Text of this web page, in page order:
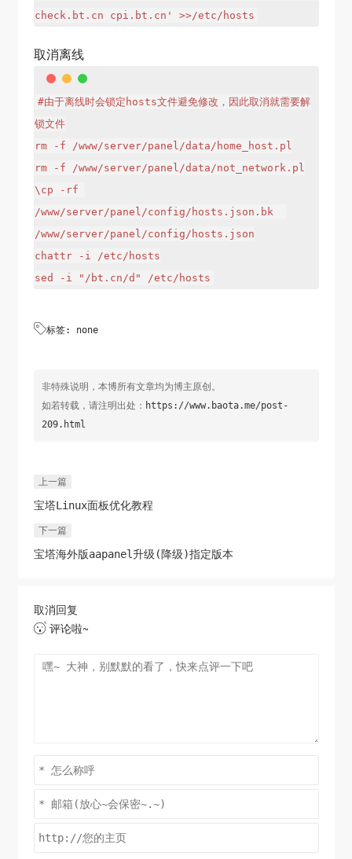
check.bt.cn cpi.bt.cn' >>/etc/hosts
取消离线
#由于离线时会锁定hosts文件避免修改，因此取消就需要解
锁文件
rm -f /www/server/panel/data/home_host.pl
rm -f /www/server/panel/data/not_network.pl
\cp -rf
/www/server/panel/config/hosts.json.bk
/www/server/panel/config/hosts.json
chattr -i /etc/hosts
sed -i "/bt.cn/d" /etc/hosts
标签: none
非特殊说明，本博所有文章均为博主原创。
如若转载，请注明出处： https://www.baota.me/post-
209.html
上一篇
宝塔Linux面板优化教程
下一篇
宝塔海外版aapanel升级(降级)指定版本
取消回复
评论啦~